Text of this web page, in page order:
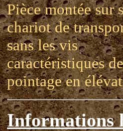
Pièce montée sur
chariot de
sans les vis
caractéristiques de
pointage en
Informations